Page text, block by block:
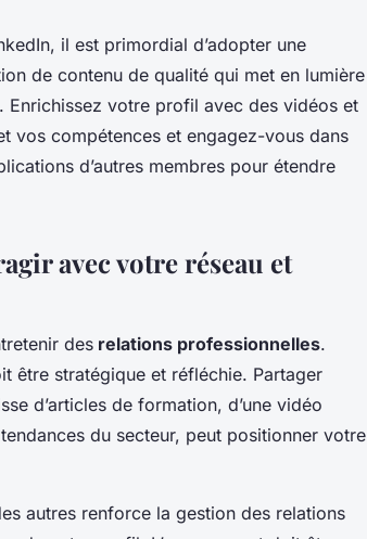
il est primordial d’adopter une
de contenu de qualité qui met en lumière
votre profil avec des vidéos et
vos compétences et engagez-vous dans
d’autres membres pour étendre
avec votre réseau et
des relations professionnelles.
être stratégique et réfléchie. Partager
d’articles de formation, d’une vidéo
du secteur, peut positionner votre
autres renforce la gestion des relations